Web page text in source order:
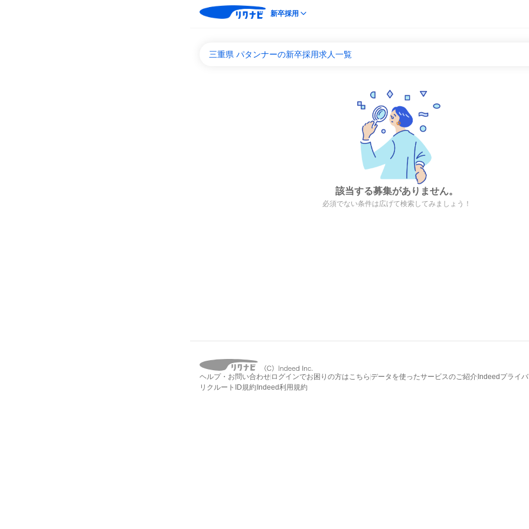
新卒採用
三重県 パタンナーの新卒採用求人一覧
該当する募集がありません。
必須でない条件は広げて検索してみましょう！
ヘルプ・お問い合わせ ログインでお困りの方はこちら データを使ったサービスのご紹介 Indeedプライ
リクルートID規約 Indeed利用規約